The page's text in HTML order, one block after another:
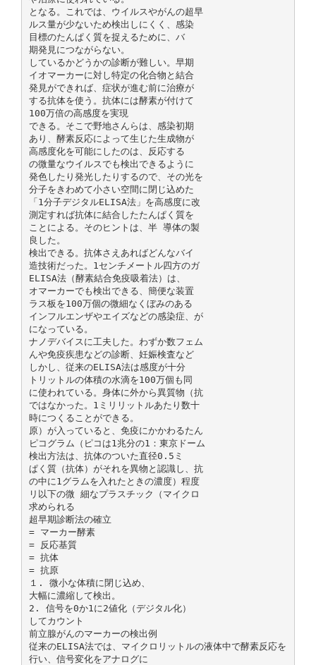
となる。これでは、ウイルスやがんの超早
ルス量が少ないため検出しにくく、感染
目標のたんぱく質を捉えるために、バ
期発見につながらない。
しているかどうかの診断が難しい。早期
イオマーカーに対し特定の化合物と結合
発見ができれば、症状が進む前に治療が
する抗体を使う。抗体には酵素が付けて
100万倍の高感度を実現
できる。そこで野地さんらは、感染初期
あり、酵素反応によって生じた生成物が
高感度化を可能にしたのは、反応する
の微量なウイルスでも検出できるように
発色したり発光したりするので、その光を
分子をきわめて小さい空間に閉じ込めた
「1分子デジタルELISA法」を高感度に改
測定すれば抗体に結合したたんぱく質を
ことによる。そのヒントは、半 導体の製
良した。
検出できる。抗体さえあればどんなバイ
造技術だった。1センチメートル四方のガ
ELISA法（酵素結合免疫吸着法）は、
オマーカーでも検出できる、簡便な装置
ラス板を100万個の微細なくぼみのある
インフルエンザやエイズなどの感染症、が
になっている。
ナノデバイスに工夫した。わずか数フェム
んや免疫疾患などの診断、妊娠検査など
しかし、従来のELISA法は感度が十分
トリットルの体積の水滴を100万個も同
に使われている。身体に外から異質物（抗
ではなかった。1ミリリットルあたり数十
時につくることができる。
原）が入っていると、免疫にかかわるたん
ピコグラム（ピコは1兆分の1：東京ドーム
検出方法は、抗体のついた直径0.5ミ
ぱく質（抗体）がそれを異物と認識し、抗
の中に1グラムを入れたときの濃度）程度
リ以下の微 細なプラスチック（マイクロ
求められる
超早期診断法の確立
= マーカー酵素
= 反応基質
= 抗体
= 抗原
１. 微小な体積に閉じ込め、
大幅に濃縮して検出。
2. 信号を0か1に2値化（デジタル化）
してカウント
前立腺がんのマーカーの検出例
従来のELISA法では、マイクロリットルの液体中で酵素反応を
行い、信号変化をアナログに